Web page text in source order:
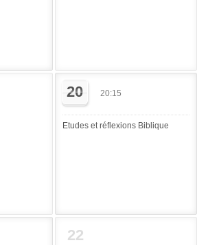
20 20:15
Etudes et réflexions Biblique
22